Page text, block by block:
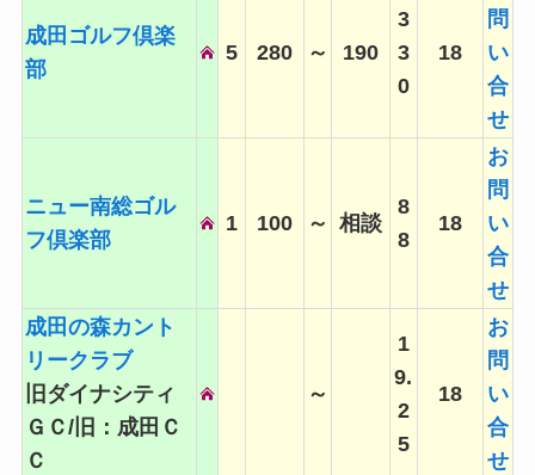
成田ゴルフ倶楽
部
5 280 ～ 190
3
3
0
18
問
い
合
せ
ニュー南総ゴル
フ倶楽部
1 100 ～ 相談
8
8
18
お
問
い
合
せ
成田の森カント
リークラブ
旧ダイナシティ
ＧＣ/旧：成田Ｃ
Ｃ
～
1
9.
2
5
18
お
問
い
合
せ